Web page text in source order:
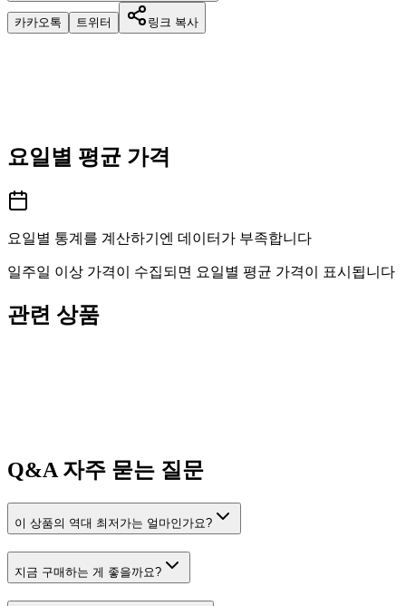
카카오톡 트위터 링크 복사
요일별 평균 가격
요일별 통계를 계산하기엔 데이터가 부족합니다
일주일 이상 가격이 수집되면 요일별 평균 가격이 표시됩니다
관련 상품
Q&A자주 묻는 질문
이 상품의 역대 최저가는 얼마인가요?
지금 구매하는 게 좋을까요?